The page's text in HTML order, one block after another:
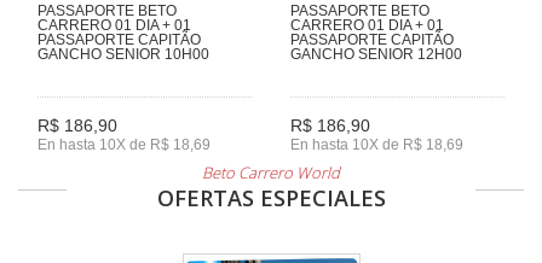
PASSAPORTE BETO
CARRERO 01 DIA + 01
PASSAPORTE CAPITÃO
GANCHO SENIOR 10H00
R$ 186,90
En hasta 10X de R$ 18,69
PASSAPORTE BETO
CARRERO 01 DIA + 01
PASSAPORTE CAPITÃO
GANCHO SENIOR 12H00
R$ 186,90
En hasta 10X de R$ 18,69
Beto Carrero World
OFERTAS ESPECIALES